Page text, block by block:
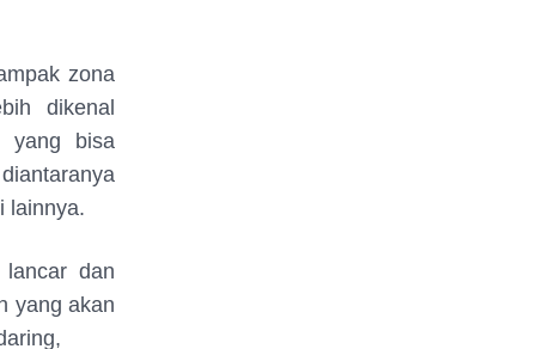
zona
dikenal
yang bisa
lainnya.
dan
yang akan